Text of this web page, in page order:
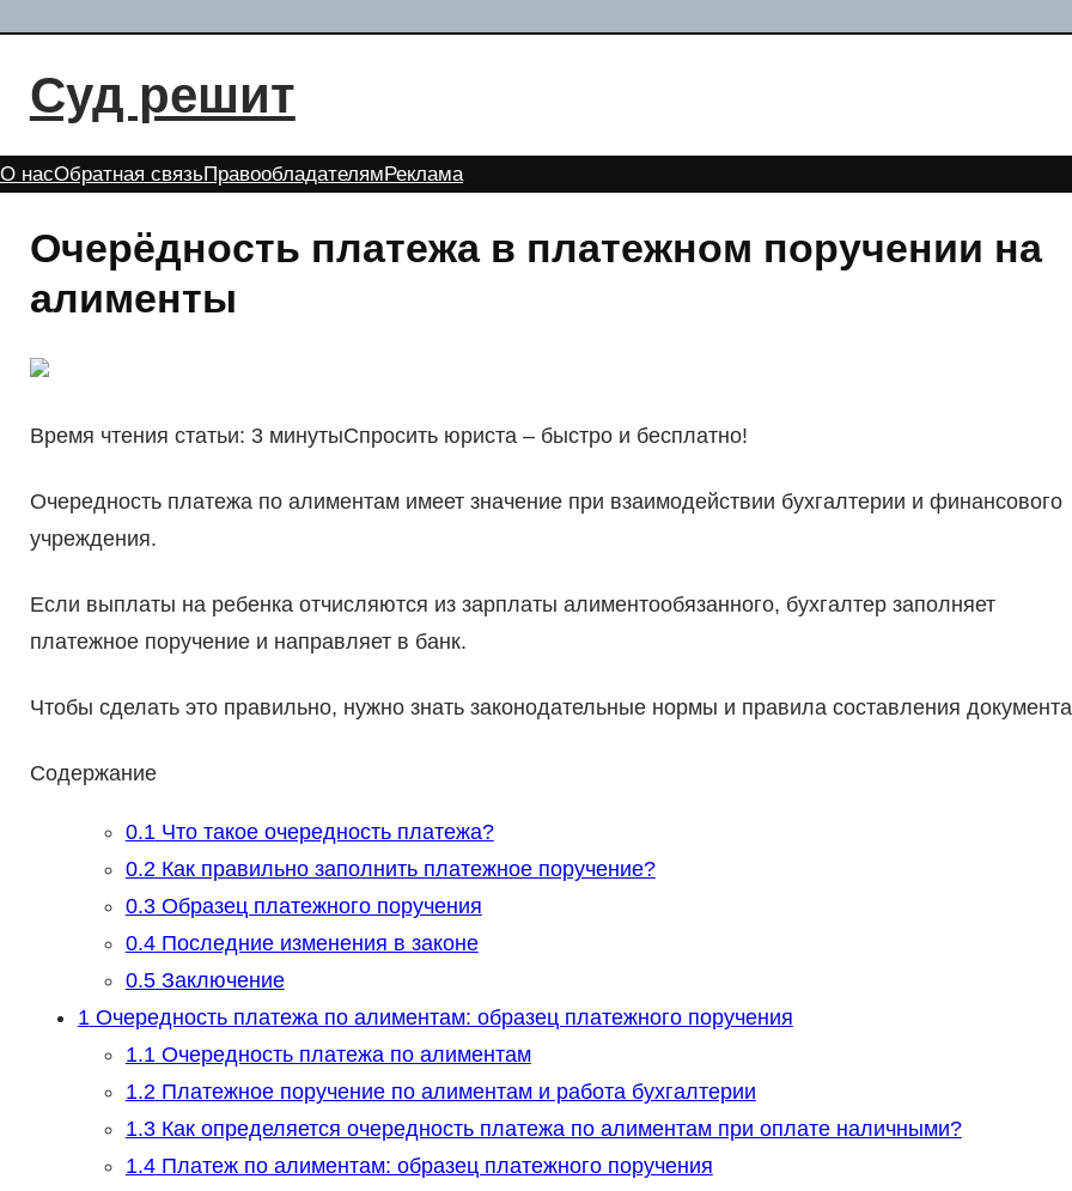
содержимому
Суд решит
О насОбратная связьПравообладателям Реклама
Очерёдность платежа в платежном поручении на
алименты
Время чтения статьи: 3 минутыСпросить юриста – быстро и бесплатно!
Очередность платежа по алиментам имеет значение при взаимодействии бухгалтерии и финансового
учреждения.
Если выплаты на ребенка отчисляются из зарплаты алиментообязанного, бухгалтер заполняет
платежное поручение и направляет в банк.
Чтобы сделать это правильно, нужно знать законодательные нормы и правила составления
Содержание
0.1Что такое очередность платежа?
0.2Как правильно заполнить платежное поручение?
0.3Образец платежного поручения
0.4Последние изменения в законе
0.5Заключение
1Очередность платежа по алиментам: образец платежного поручения
1.1Очередность платежа по алиментам
1.2Платежное поручение по алиментам и работа бухгалтерии
1.3Как определяется очередность платежа по алиментам при оплате наличными?
1.4Платеж по алиментам: образец платежного поручения